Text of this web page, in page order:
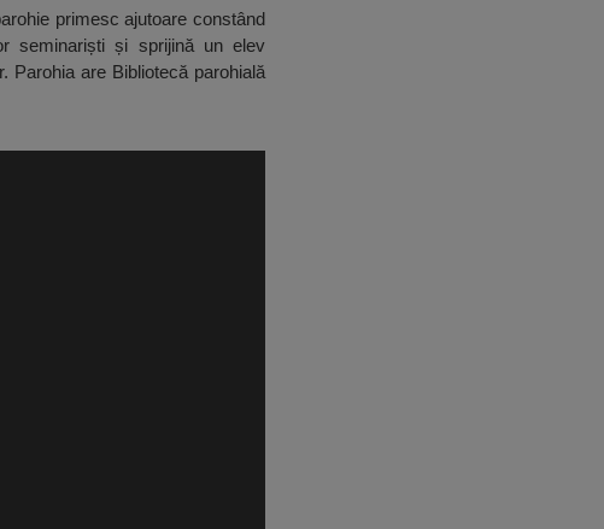
primesc ajutoare constând
seminariști și sprijină un elev
Parohia are Bibliotecă parohială